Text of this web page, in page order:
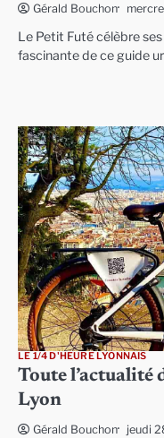
Gérald Bouchon
Le Petit Futé célèbre
fascinante de ce guide
LE 1/4 D'HEURE LYONNAIS
Toute l’actualité
Lyon
Gérald Bouchon jeudi